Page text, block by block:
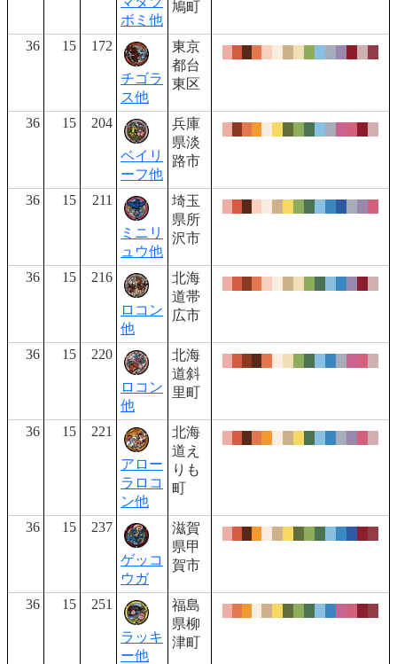
ボミ他
鳩町
36 15 172
チゴラ
ス他
東京
都台
東区
36 15 204
ベイリ
ーフ他
兵庫
県淡
路市
36 15 211
ミニリ
ュウ他
埼玉
県所
沢市
36 15 216
ロコン
他
北海
道帯
広市
36 15 220
ロコン
他
北海
道斜
里町
36 15 221
アロー
ラロコ
ン他
北海
道え
りも
町
36 15 237
ゲッコ
ウガ
滋賀
県甲
賀市
36 15 251
ラッキ
ー他
福島
県柳
津町